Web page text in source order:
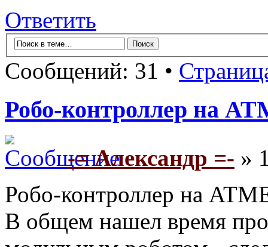
Ответить
Сообщений: 31 •
Робо-контроллер на
-= Александр =- »
Робо-контроллер на
В общем нашел время